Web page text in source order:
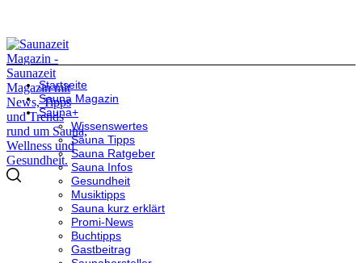
Startseite
Sauna Magazin
Sauna+
Wissenswertes
Sauna Tipps
Sauna Ratgeber
Sauna Infos
Gesundheit
Musiktipps
Sauna kurz erklärt
Promi-News
Buchtipps
Gastbeitrag